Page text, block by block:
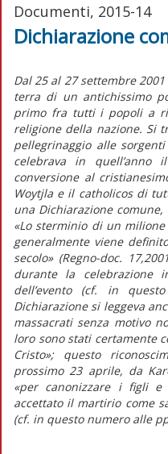
Documenti, 2015-14
Dichiarazione
Dal 25 al 27 settembre
terra di un antichissimo
primo fra tutti i popoli a
religione della nazione. Si
pellegrinaggio alle
celebrava in quell’anno
conversione al
Woytjla e il catholicos di
una Dichiarazione
«Lo sterminio di un
generalmente viene
secolo» (Regno-doc.
durante la celebrazione
dell’evento (cf. in
Dichiarazione si leggeva
massacrati senza motivo
loro sono stati certamente
Cristo»; questo
prossimo 23 aprile, da
«per canonizzare i figli e
accettato il martirio come
(cf. in questo numero alle